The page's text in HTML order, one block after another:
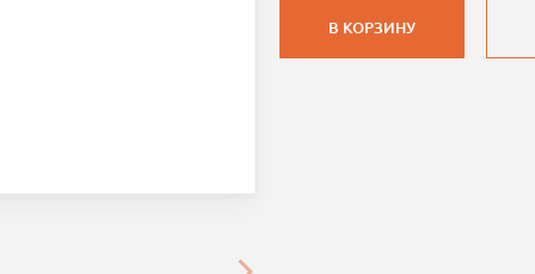
В КОРЗИНУ